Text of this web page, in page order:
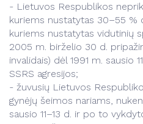
- Lietuvos Respublikos
kuriems nustatytas 30–55 %
kuriems nustatytas vidutinių
2005 m. birželio 30 d.
invalidais) dėl 1991 m. sausio
SSRS agresijos;
- žuvusių Lietuvos
gynėjų šeimos nariams,
sausio 11–13 d. ir po to